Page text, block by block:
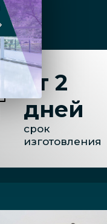
от 2
дней
срок
изготовления